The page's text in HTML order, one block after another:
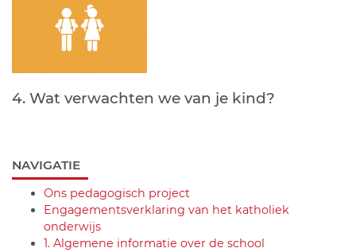
NAVIGATIE
Ons pedagogisch project
Engagementsverklaring van het katholiek
onderwijs
1. Algemene informatie over de school
4. Wat verwachten we van je kind?